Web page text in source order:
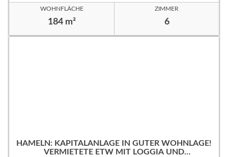
WOHNFLÄCHE
184 m²
ZIMMER
6
HAMELN: KAPITALANLAGE IN GUTER WOHNLAGE!
VERMIETETE ETW MIT LOGGIA UND